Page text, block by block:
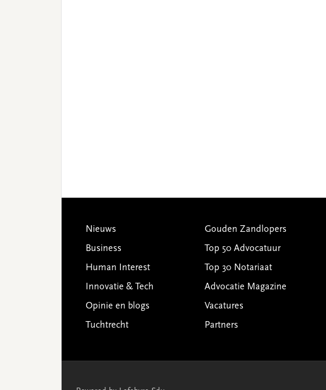
Footer
Nieuws
Business
Human Interest
Innovatie & Tech
Opinie en blogs
Tuchtrecht
Gouden Zandlopers
Top 50 Advocatuur
Top 30 Notariaat
Advocatie Magazine
Vacatures
Partners